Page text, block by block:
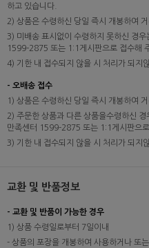
하고 있습니다.
2) 상품은 수령하신 당일 즉시 개봉하여
3) 미배송 표시없이 수령하지 못하신 경
1599-2875 또는 1:1게시판으로 접수해
4) 기한 내 접수되지 않을 시 처리가 되지
- 오배송 접수
1) 상품은 수령하신 당일 즉시 개봉하여
2) 주문한 상품과 다른 상품을수령하신
만족센터 1599-2875 또는 1:1게시판으
3) 기한 내 접수되지 않을 시 처리가 되지
교환 및 반품정보
- 교환 및 반품이 가능한 경우
1) 상품 수령일로부터 7일이내
- 상품의 포장을 개봉하여 사용하거나 또